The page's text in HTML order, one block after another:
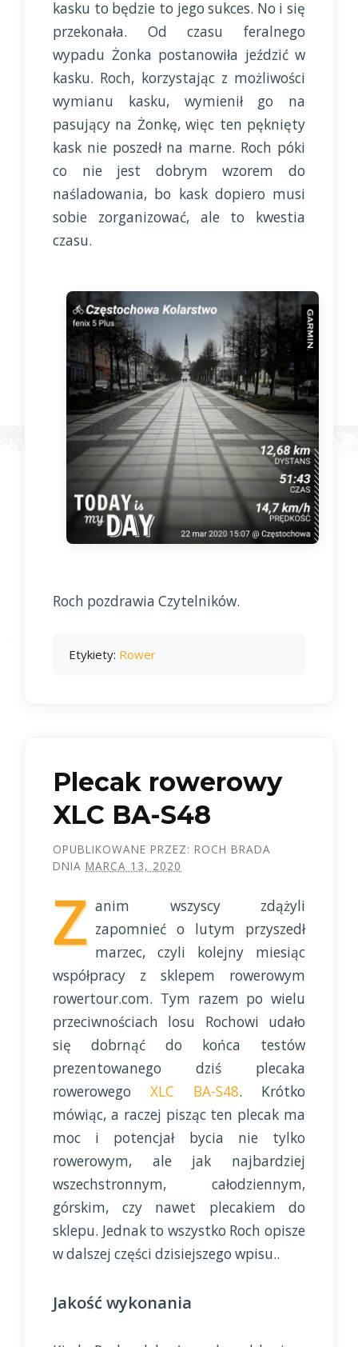
kasku to będzie to jego sukces. No i się
przekonała. Od czasu feralnego
wypadu Żonka postanowiła jeździć w
kasku. Roch, korzystając z możliwości
wymianu kasku, wymienił go na
pasujący na Żonkę, więc ten pęknięty
kask nie poszedł na marne. Roch póki
co nie jest dobrym wzorem do
naśladowania, bo kask dopiero musi
sobie zorganizować, ale to kwestia
czasu.
Roch pozdrawia Czytelników.
Etykiety: Rower
Plecak rowerowy
XLC BA-S48
OPUBLIKOWANE PRZEZ: ROCH BRADA
DNIA MARCA 13, 2020
Z anim wszyscy zdążyli
zapomnieć o lutym przyszedł
marzec, czyli kolejny miesiąc
współpracy z sklepem rowerowym
rowertour.com. Tym razem po wielu
przeciwnościach losu Rochowi udało
się dobrnąć do końca testów
prezentowanego dziś plecaka
rowerowego XLC BA-S48. Krótko
mówiąc, a raczej pisząc ten plecak ma
moc i potencjał bycia nie tylko
rowerowym, ale jak najbardziej
wszechstronnym, całodziennym,
górskim, czy nawet plecakiem do
sklepu. Jednak to wszystko Roch opisze
w dalszej części dzisiejszego wpisu..
Jakość wykonania